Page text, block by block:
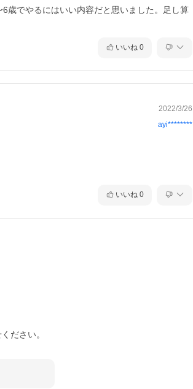
歳でやるにはいい内容だと思いました。足し算
いいね 0
2022/3/26
ayi********
いいね 0
ださい。